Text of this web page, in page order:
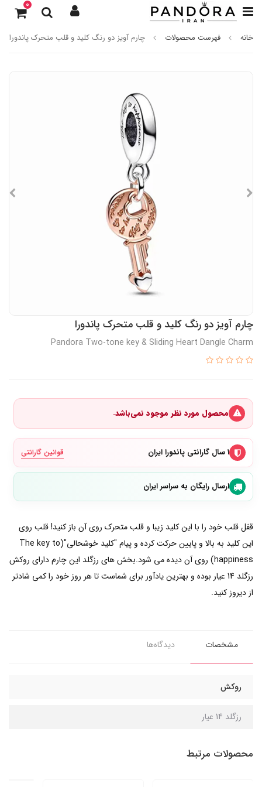
0
خانه فهرست محصولات چارم آویز دو رنگ کلید و قلب متحرک پاندورا
چارم آویز دو رنگ کلید و قلب متحرک پاندورا
Pandora Two-tone key & Sliding Heart Dangle Charm
محصول مورد نظر موجود نمی‌باشد.
۱ سال گارانتی پاندورا ایران قوانین گارانتی
ارسال رایگان به سراسر ایران
قفل قلب خود را با این کلید زیبا و قلب متحرک روی آن باز کنید! قلب روی
این کلید به بالا و پایین حرکت کرده و پیام "کلید خوشحالی"(The key to
happiness) روی آن دیده می شود.بخش های رزگلد این چارم دارای روکش
رزگلد 14 عیار بوده و بهترین یادآور برای شماست تا هر روز خود را کمی شادتر
از دیروز کنید.
مشخصات دیدگاه‌ها
روکش
رزگلد 14 عیار
محصولات مرتبط